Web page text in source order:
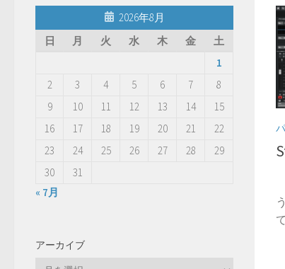
2026年8月
日
月 火 水 木 金
土
1
2
3 4 5 6 7
8
9
10 11 12 13 14
15
16
17 18 19 20 21
22
23
24 25 26 27 28
29
30
31
« 7月
アーカイブ